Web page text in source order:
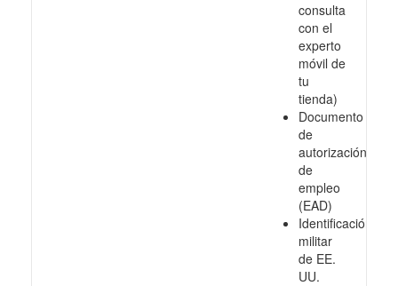
consulta
con el
experto
móvil de
tu
tienda)
Documento
de
autorización
de
empleo
(EAD)
Identificación
militar
de EE.
UU.